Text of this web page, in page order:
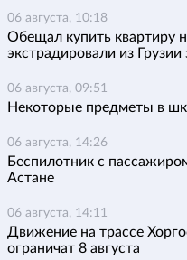
06 августа, 10:18
Обещал купить квартиру
экстрадировали из
06 августа, 09:51
Некоторые предметы в
06 августа, 14:26
Беспилотник с
Астане
06 августа, 14:11
Движение на трассе
ограничат 8 августа